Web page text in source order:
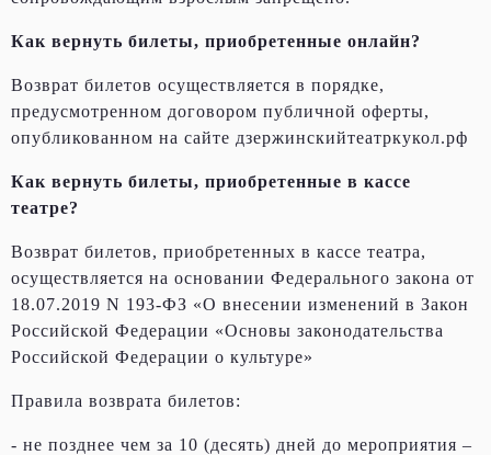
Как вернуть билеты, приобретенные онлайн?
Возврат билетов осуществляется в порядке,
предусмотренном договором публичной оферты,
опубликованном на сайте дзержинскийтеатркукол.рф
Как вернуть билеты, приобретенные в кассе
театре?
Возврат билетов, приобретенных в кассе театра,
осуществляется на основании Федерального закона от
18.07.2019 N 193-ФЗ «О внесении изменений в Закон
Российской Федерации «Основы законодательства
Российской Федерации о культуре»
Правила возврата билетов:
- не позднее чем за 10 (десять) дней до мероприятия –